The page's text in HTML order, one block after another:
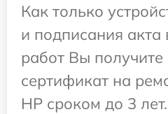
Как только
и подписания
работ Вы
сертификат на
HP сроком до 3 лет.